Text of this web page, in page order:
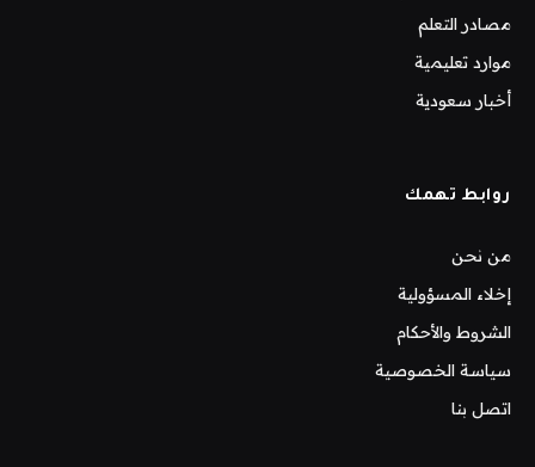
مصادر التعلم
موارد تعليمية
أخبار سعودية
روابط تهمك
من نحن
إخلاء المسؤولية
الشروط والأحكام
سياسة الخصوصية
اتصل بنا